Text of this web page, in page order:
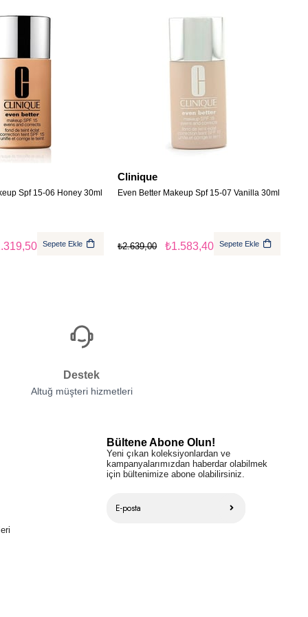
Spf 15-06 Honey 30ml
Sepete Ekle
Clinique
Even Better Makeup Spf 15-07 Vanilla 30ml
₺1.583,40
₺2.639,00 Sepete Ekle
Destek
Altuğ müşteri hizmetleri
Bültene Abone Olun!
Yeni çıkan koleksiyonlardan ve
kampanyalarımızdan haberdar olabilmek
için bültenimize abone olabilirsiniz.